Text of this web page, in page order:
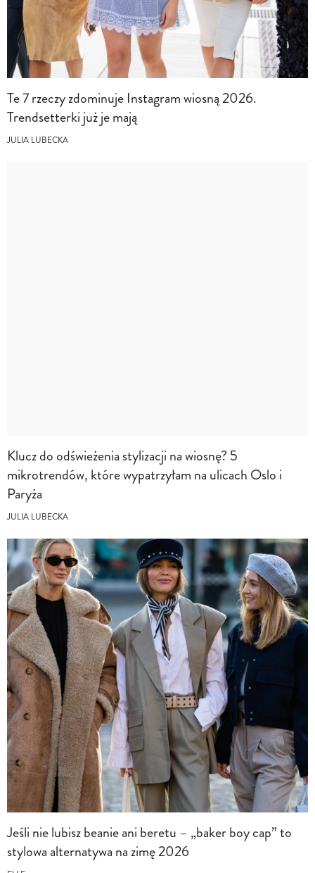
Te 7 rzeczy zdominuje Instagram wiosną 2026.
Trendsetterki już je mają
JULIA LUBECKA
Klucz do odświeżenia stylizacji na wiosnę? 5
mikrotrendów, które wypatrzyłam na ulicach Oslo i
Paryża
JULIA LUBECKA
Jeśli nie lubisz beanie ani beretu – „baker boy cap” to
stylowa alternatywa na zimę 2026